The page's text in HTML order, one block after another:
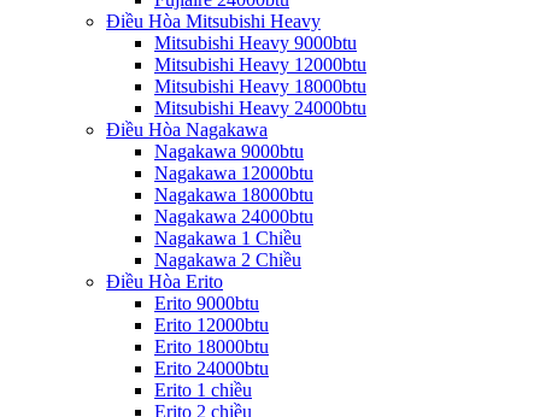
Điều Hòa Mitsubishi Heavy
Mitsubishi Heavy 9000btu
Mitsubishi Heavy 12000btu
Mitsubishi Heavy 18000btu
Mitsubishi Heavy 24000btu
Điều Hòa Nagakawa
Nagakawa 9000btu
Nagakawa 12000btu
Nagakawa 18000btu
Nagakawa 24000btu
Nagakawa 1 Chiều
Nagakawa 2 Chiều
Điều Hòa Erito
Erito 9000btu
Erito 12000btu
Erito 18000btu
Erito 24000btu
Erito 1 chiều
Erito 2 chiều